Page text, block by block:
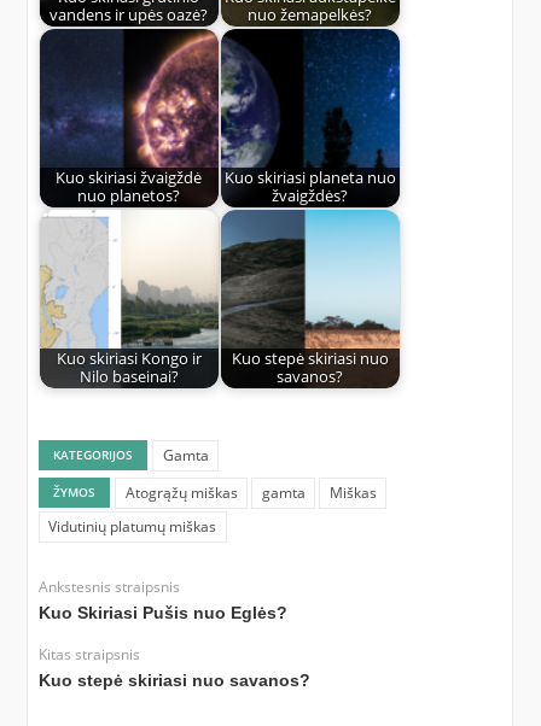
vandens ir upės oazė?
nuo žemapelkės?
Kuo skiriasi žvaigždė
nuo planetos?
Kuo skiriasi planeta nuo
žvaigždės?
Kuo skiriasi Kongo ir
Nilo baseinai?
Kuo stepė skiriasi nuo
savanos?
KATEGORIJOS Gamta
ŽYMOS Atogrąžų miškas gamta
Miškas
Vidutinių platumų miškas
Ankstesnis straipsnis
Kuo Skiriasi Pušis nuo Eglės?
Kitas straipsnis
Kuo stepė skiriasi nuo savanos?